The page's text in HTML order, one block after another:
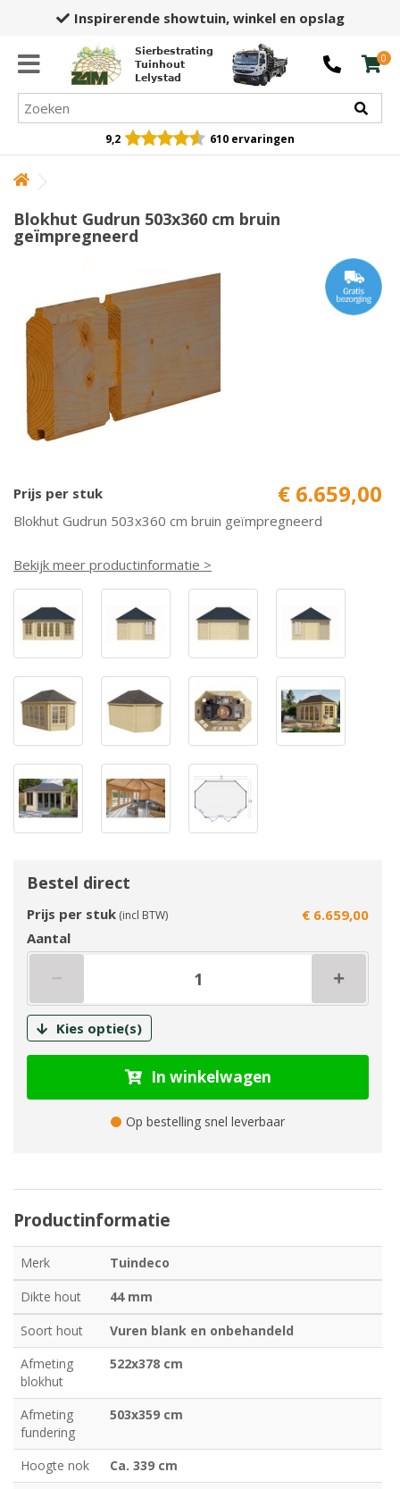
Inspirerende showtuin,winkel en opslag
Sierbestrating
Tuinhout
Lelystad
0
9,2 610 ervaringen
Blokhut Gudrun 503x360 cm bruin
geïmpregneerd
Prijs per stuk € 6.659,00
Blokhut Gudrun 503x360 cm bruin geïmpregneerd
Bekijk meer productinformatie >
Bestel direct
Prijs per stuk (incl BTW)
€ 6.659,00
Aantal
Kies optie(s)
In winkelwagen
Op bestelling snel leverbaar
Productinformatie
Merk
Tuindeco
Dikte hout
44 mm
Soort hout
Vuren blank en onbehandeld
Afmeting
blokhut
522x378 cm
Afmeting
fundering
503x359 cm
Hoogte nok
Ca. 339 cm